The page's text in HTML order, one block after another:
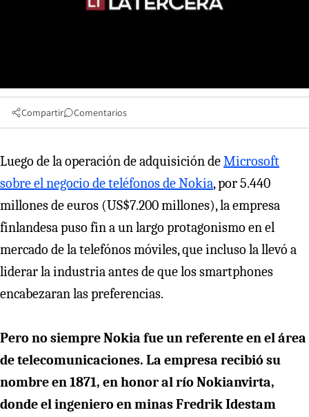
Compartir Comentarios
Luego de la operación de adquisición deMicrosoft
sobre el negocio de teléfonos de Nokia, por 5.440
millones de euros (US$7.200 millones), la empresa
finlandesa puso fin a un largo protagonismo en el
mercado de la telefónos móviles, que incluso la llevó a
liderar la industria antes de que los smartphones
encabezaran las preferencias.
Pero no siempre Nokia fue un referente en el área
de telecomunicaciones. La empresa recibió su
nombre en 1871, en honor al río Nokianvirta,
donde el ingeniero en minas Fredrik Idestam